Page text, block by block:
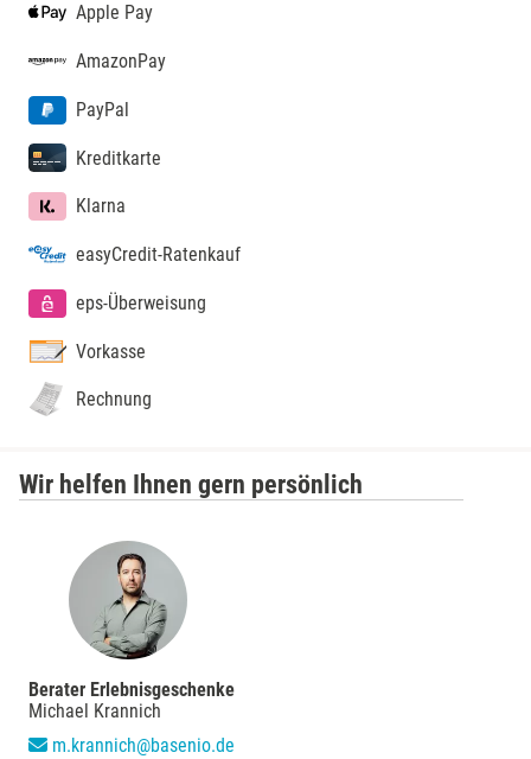
Apple Pay
AmazonPay
PayPal
Kreditkarte
Klarna
easyCredit-Ratenkauf
eps-Überweisung
Vorkasse
Rechnung
Wir helfen Ihnen gern persönlich
Berater Erlebnisgeschenke
Michael Krannich
m.krannich@basenio.de